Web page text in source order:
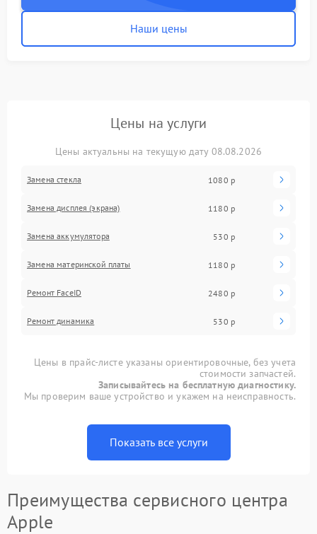
Наши цены
Цены на услуги
Цены актуальны на текущую дату 08.08.2026
Замена стекла 1080 р
Замена дисплея (экрана) 1180 р
Замена аккумулятора 530 р
Замена материнской платы 1180 р
Ремонт FaceID 2480 р
Ремонт динамика 530 р
Цены в прайс-листе указаны ориентировочные, без учета
стоимости запчастей.
Записывайтесь на бесплатную диагностику.
Мы проверим ваше устройство и укажем на неисправность.
Показать все услуги
Преимущества сервисного центра
Apple